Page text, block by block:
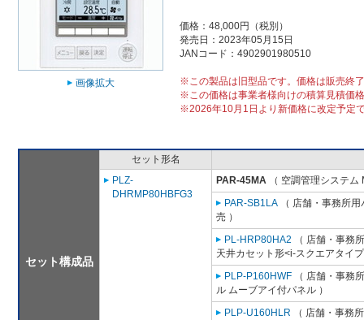
画像拡大
価格：48,000円（税別）
発売日：2023年05月15日
JANコード：4902901980510
※この製品は旧型品です。価格は販売終
※この価格は事業者様向けの積算見積価
※2026年10月1日より新価格に改定予定
セット構成品
セット形名
PLZ-
DHRMP80HBFG3
PAR-45MA （ 空調管理システム
PAR-SB1LA （ 店舗・事務所
売 ）
PL-HRP80HA2 （ 店舗・事務
天井カセット形<i-スクエアタイ
PLP-P160HWF （ 店舗・事務
ル ムーブアイ付パネル ）
PLP-U160HLR （ 店舗・事務